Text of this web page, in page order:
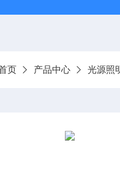
页 产品中心 光源照